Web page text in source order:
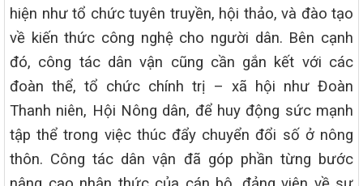
hiện như tổ chức tuyên truyền, hội thảo, và đào tạo
về kiến thức công nghệ cho người dân. Bên cạnh
đó, công tác dân vận cũng cần gắn kết với các
đoàn thể, tổ chức chính trị – xã hội như Đoàn
Thanh niên, Hội Nông dân, để huy động sức mạnh
tập thể trong việc thúc đẩy chuyển đổi số ở nông
thôn. Công tác dân vận đã góp phần từng bước